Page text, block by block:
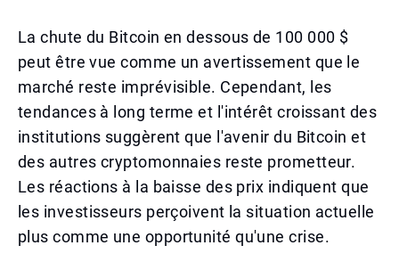
La chute du Bitcoin en dessous de 100 000 $
peut être vue comme un avertissement que le
marché reste imprévisible. Cependant, les
tendances à long terme et l'intérêt croissant des
institutions suggèrent que l'avenir du Bitcoin et
des autres cryptomonnaies reste prometteur.
Les réactions à la baisse des prix indiquent que
les investisseurs perçoivent la situation actuelle
plus comme une opportunité qu'une crise.